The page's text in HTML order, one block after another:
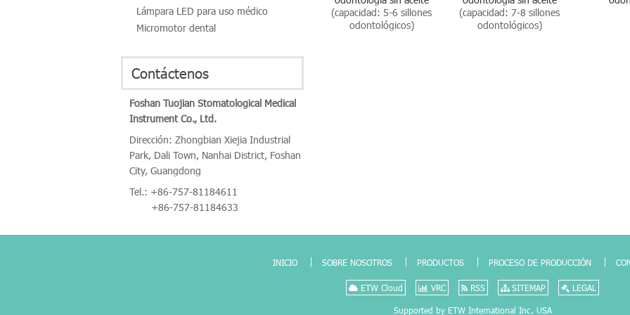
(capacidad: 5-6 sillones
odontológicos)
(capacidad: 7-8 sillones
odontológicos)
Lámpara LED para uso médico
Micromotor dental
Contáctenos
Foshan Tuojian Stomatological Medical
Instrument Co., Ltd.
Dirección: Zhongbian Xiejia Industrial
Park, Dali Town, Nanhai District, Foshan
City, Guangdong
Tel.: +86-757-81184611
+86-757-81184633
INICIO SOBRE NOSOTROS PRODUCTOS PROCESO DE PRODUCCIÓN
ETW Cloud VRC RSS SITEMAP LEGAL
Supported by ETW International Inc. USA